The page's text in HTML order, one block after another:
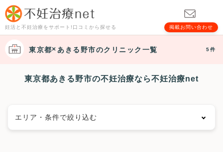
妊活と不妊治療をサポート!口コミから探せる 掲載お問い合わせ
東京都 あきる野市のクリニック一覧 5件
東京都あきる野市の不妊治療なら不妊治療net
エリア・条件で絞り込む